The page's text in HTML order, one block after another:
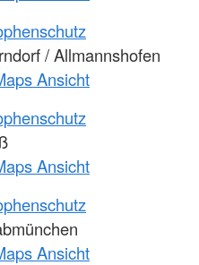
/ Allmannshofen
Ansicht
Ansicht
Ansicht